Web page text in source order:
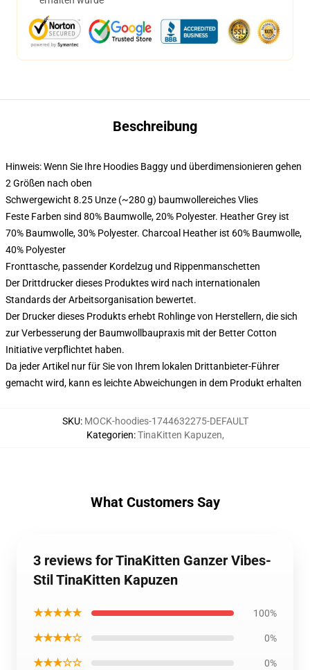
Beschreibung
Hinweis: Wenn Sie Ihre Hoodies Baggy und überdimensionieren gehen
2 Größen nach oben
Schwergewicht 8.25 Unze (~280 g) baumwollereiches Vlies
Feste Farben sind 80% Baumwolle, 20% Polyester. Heather Grey ist
70% Baumwolle, 30% Polyester. Charcoal Heather ist 60% Baumwolle,
40% Polyester
Fronttasche, passender Kordelzug und Rippenmanschetten
Der Drittdrucker dieses Produktes wird nach internationalen
Standards der Arbeitsorganisation bewertet.
Der Drucker dieses Produkts erhebt Rohlinge von Herstellern, die sich
zur Verbesserung der Baumwollbaupraxis mit der Better Cotton
Initiative verpflichtet haben.
Da jeder Artikel nur für Sie von Ihrem lokalen Drittanbieter-Führer
gemacht wird, kann es leichte Abweichungen in dem Produkt erhalten
SKU: MOCK-hoodies-1744632275-DEFAULT
Kategorien:TinaKitten Kapuzen,
What Customers Say
3 reviews for TinaKitten Ganzer Vibes-
Stil TinaKitten Kapuzen
★★★★★ 100%
★★★★☆ 0%
★★★☆☆ 0%